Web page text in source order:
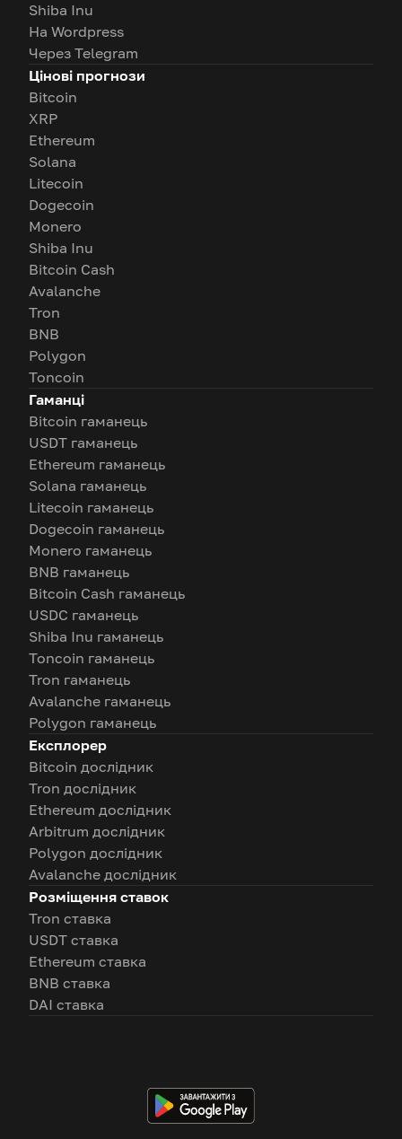
Shiba Inu
На Wordpress
Через Telegram
Цінові прогнози
Bitcoin
XRP
Ethereum
Solana
Litecoin
Dogecoin
Monero
Shiba Inu
Bitcoin Cash
Avalanche
Tron
BNB
Polygon
Toncoin
Гаманці
Bitcoin гаманець
USDT гаманець
Ethereum гаманець
Solana гаманець
Litecoin гаманець
Dogecoin гаманець
Monero гаманець
BNB гаманець
Bitcoin Cash гаманець
USDC гаманець
Shiba Inu гаманець
Toncoin гаманець
Tron гаманець
Avalanche гаманець
Polygon гаманець
Експлорер
Bitcoin дослідник
Tron дослідник
Ethereum дослідник
Arbitrum дослідник
Polygon дослідник
Avalanche дослідник
Розміщення ставок
Tron ставка
USDT ставка
Ethereum ставка
BNB ставка
DAI ставка